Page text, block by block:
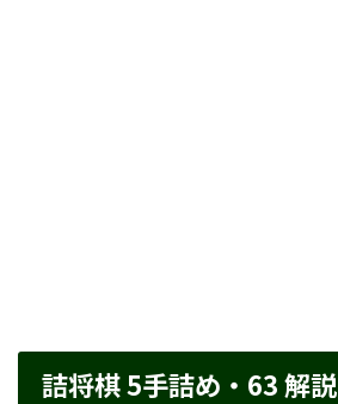
詰将棋 5手詰め・63 解説